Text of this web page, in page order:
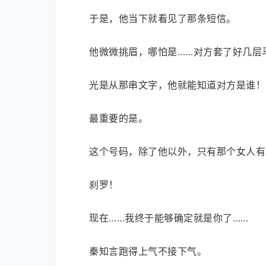
于是，他当下就看见了那条短信。
他微微挑眉，哪怕是……对方套了好几层
光是从那串文字，他就能知道对方是谁！
最重要的是。
这个号码，除了他以外，只有那个女人有
刹罗！
现在……我终于能够确定就是你了……
秦知言跑得上气不接下气。